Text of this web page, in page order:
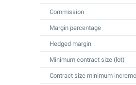
Commission
Margin percentage
Hedged margin
Minimum contract size (lot)
Contract size minimum